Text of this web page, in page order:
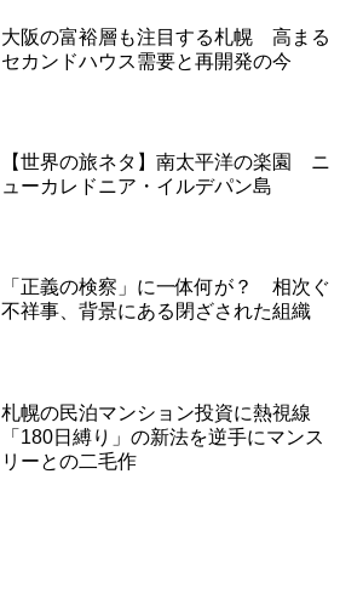
大阪の富裕層も注目する札幌 高まる
セカンドハウス需要と再開発の今
【世界の旅ネタ】南太平洋の楽園 ニ
ューカレドニア・イルデパン島
「正義の検察」に一体何が？ 相次ぐ
不祥事、背景にある閉ざされた組織
札幌の民泊マンション投資に熱視線
「180日縛り」の新法を逆手にマンス
リーとの二毛作